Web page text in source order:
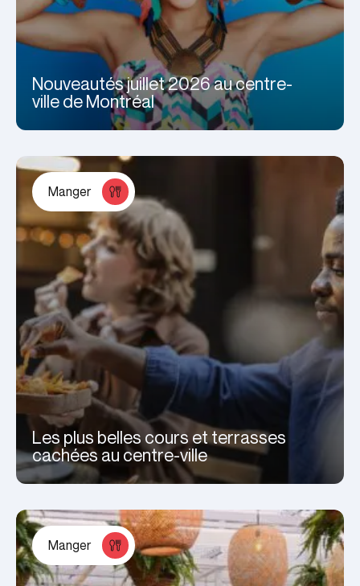
Nouveautés juillet 2026 au centre-
ville de Montréal
Manger
Les plus belles cours et terrasses
cachées au centre-ville
Manger